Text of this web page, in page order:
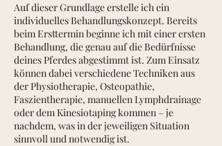
Auf dieser Grundlage erstelle ich ein
individuelles Behandlungskonzept. Bereits
beim Ersttermin beginne ich mit einer ersten
Behandlung, die genau auf die Bedürfnisse
deines Pferdes abgestimmt ist. Zum Einsatz
können dabei verschiedene Techniken aus
der Physiotherapie, Osteopathie,
Faszientherapie, manuellen Lymphdrainage
oder dem Kinesiotaping kommen – je
nachdem, was in der jeweiligen Situation
sinnvoll und notwendig ist.